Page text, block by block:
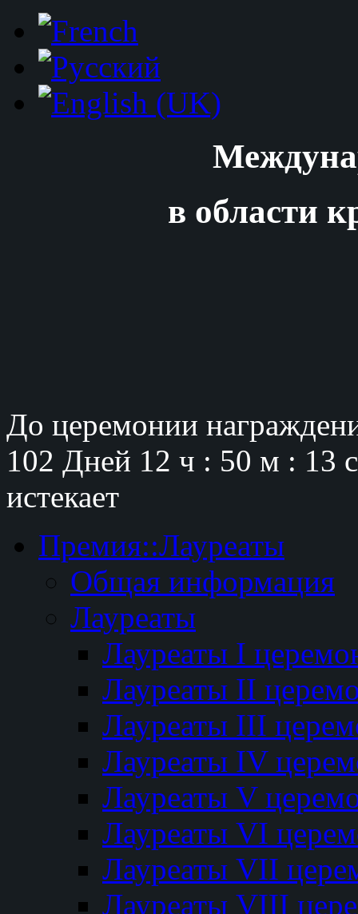
в области
До церемонии
102 Дней 12 ч : 50 м : 12
истекает
Премия::Лауреаты
Общая информация
Лауреаты
Лауреаты I
Лауреаты II
Лауреаты III
Лауреаты IV
Лауреаты V
Лауреаты VI
Лауреаты VII
Лауреаты VIII